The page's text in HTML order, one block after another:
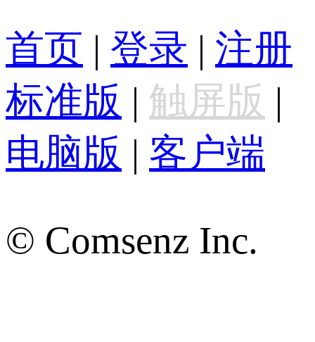
首页 | 登录 | 注册
标准版 | 触屏版 |
电脑版 | 客户端
© Comsenz Inc.